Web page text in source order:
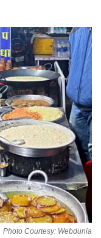
Photo Courtesy: Webdunia